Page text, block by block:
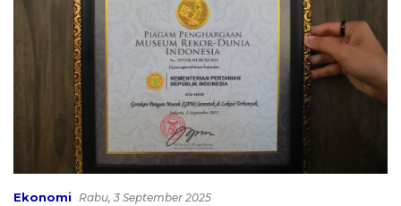
Ekonomi Rabu, 3 September 2025